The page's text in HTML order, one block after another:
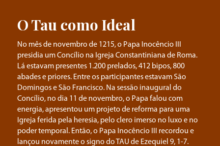
O Tau como Ideal
No mês de novembro de 1215, o Papa Inocêncio III
presidia um Concílio na Igreja Constantiniana de Roma.
Lá estavam presentes 1.200 prelados, 412 bipos, 800
abades e priores. Entre os participantes estavam São
Domingos e São Francisco. Na sessão inaugural do
Concílio, no dia 11 de novembro, o Papa falou com
energia, apresentou um projeto de reforma para uma
Igreja ferida pela heresia, pelo clero imerso no luxo e no
poder temporal. Então, o Papa Inocêncio III recordou e
lançou novamente o signo do TAU de Ezequiel 9, 1-7.